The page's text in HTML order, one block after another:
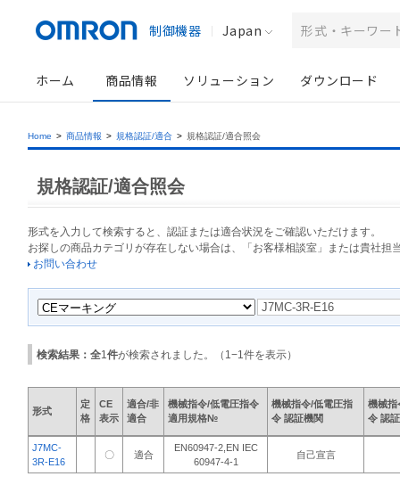
制御機器 Japan
ホーム 商品情報 ソリューション ダウンロード
Home > 商品情報 > 規格認証/適合 > 規格認証/適合照会
規格認証/適合照会
形式を入力して検索すると、認証または適合状況をご確認いただけます。
お探しの商品カテゴリが存在しない場合は、「お客様相談室」または貴社担
お問い合わせ
検索結果：全1 件が検索されました。（ 1 −1 件を表示）
形式
定
格
CE
表示
適合/非
適合
機械指令/低電圧指令
適用規格№
機械指令/低電圧指
令 認証機関
機械指
令 認
J7MC-
3R-E16
〇 適合
EN60947-2,EN IEC
60947-4-1
自己宣言